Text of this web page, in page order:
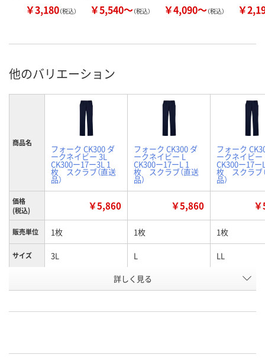
￥3,180（税込） ￥5,540～（税込） ￥4,090～（税込） ￥
他のバリエーション
商品名
フォーク CK300 ダ
ークネイビー 3L
CK300ー17ー3L 1
枚 スクラブ（直送
品）
フォーク CK300 ダ
ークネイビー L
CK300ー17ーL 1
枚 スクラブ（直送
品）
フォーク
ークネイビー
CK300ー17ー
枚 スクラブ
品）
価格
(税込)
￥5,860 ￥5,860
販売単位 1枚 1枚 1枚
サイズ 3L L LL
JN75024 JN75025
詳しく見る